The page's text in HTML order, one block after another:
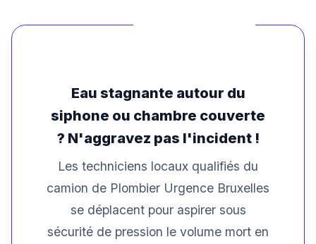
Eau stagnante autour du
siphone ou chambre couverte
? N'aggravez pas l'incident !
Les techniciens locaux qualifiés du
camion de Plombier Urgence Bruxelles
se déplacent pour aspirer sous
sécurité de pression le volume mort en